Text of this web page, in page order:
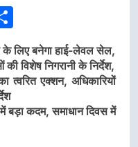
के लिए बनेगा हाई-लेवल सेल,
की विशेष निगरानी के निर्देश,
त्वरित एक्शन, अधिकारियों
बड़ा कदम, समाधान दिवस में